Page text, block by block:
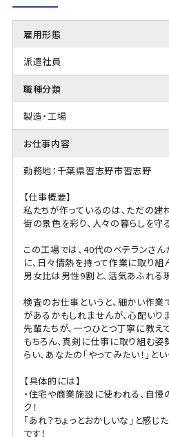
雇用形態
派遣社員
職種分類
製造・工場
お仕事内容
勤務地：千葉県習志野市習志野
【仕事概要】
私たちが作っているのは、ただの建
街の景色を彩り、人々の暮らしを守る
この工場では、40代のベテランさ
に、日々情熱を持って作業に取り組
男女比は男性9割と、活気あふれる
検査のお仕事というと、細かい作
があるかもしれませんが、心配いり
先輩たちが、一つひとつ丁寧に教えて
もちろん、真剣に仕事に取り組む姿
らい、あなたの「やってみたい！」と
【具体的には】
・住宅や商業施設に使われる、自
ク！
「あれ？ちょっとおかしいな」と感
です！